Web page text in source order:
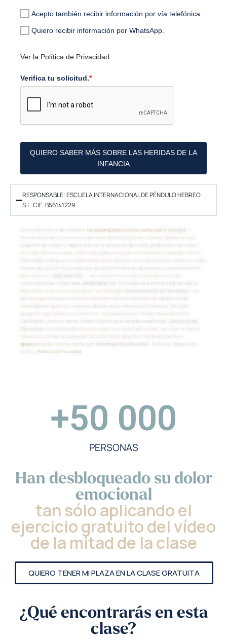
Acepto también recibir información por vía telefónica.
Quiero recibir información por WhatsApp.
Ver la Política de Privacidad.
Verifica tu solicitud.*
QUIERO SABER MÁS SOBRE LAS HERIDAS DE LA
INFANCIA
RESPONSABLE: ESCUELA INTERNACIONAL DE PÉNDULO HEBREO
S.L. CIF: B56141229
Correo electrónico de contacto: hola@pendulobycristinavicente.com Finalidad
Gestión de productos/servicios ofertados de forma gratuita (talleres, Webinar u otro)
2.Gestión de compra y seguimiento en la realización de cursos, productos o servicios 3.
Envío de comunicaciones comerciales publicitarias por vía telefónica correo electrónico,
WhatsApp o cualquier otro medio electrónico que facilite la comunicación comercial, todos
medios de contacto facilitados por usted en el momento de prestar su consentimiento
para recibirlas. Legitimación : 1. Vía consentimiento del cliente para envío de
comunicaciones comerciales. Destinatarios : El proceso es automatizado en web, la
Newsletter se envía a través de Active Campaign Conservación de los datos : Los
datos proporcionados se conservarán mientras dure el proceso de adquisición del
taller/Webinar/ gratuito y mientras deseen recibir información comercial. Salvo por
obligación legal debamos conservarlos, los bloquearemos. Puede causar baja de la
Newsletter y solicitar retirar consentimiento para llamadas telefónicas. Ejercicio de
Derechos : Usted tiene derecho a acceder a sus datos personales, rectificar los datos
inexactos, solicitar su supresión, así como otros derechos. Puede escribirnos a
dpo@pendulobycristinavicente.com Información adicional : Tiene a su disposición
nuestra Política de Privacidad.
PERSONAS
+50 000
Han desbloqueado su dolor
emocional
tan sólo aplicando el
ejercicio gratuito del vídeo
de la mitad de la clase
QUIERO TENER MI PLAZA EN LA CLASE GRATUITA
¿Qué encontrarás en esta
clase?